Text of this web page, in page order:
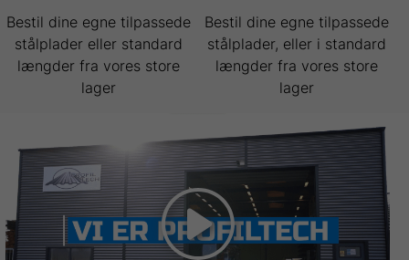
Bestil dine egne tilpassede
stålplader eller standard
længder fra vores store
lager
Bestil dine egne tilpassede
stålplader, eller i standard
længder fra vores store
lager